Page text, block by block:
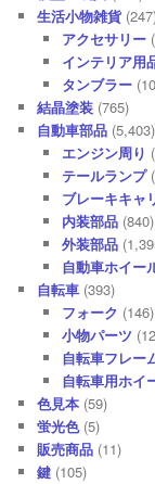
生活小物雑貨
アクセサリー
インテリア用
タンブラー
結晶塗装 (765)
自動車部品 (5,403)
エンジン周り
テールランプ
ブレーキキャ
内装部品(840)
外装部品
自動車ホイー
自転車 (393)
フォーク (146)
小物パーツ
自転車フレー
自転車用ホイ
色見本 (59)
蛍光色(5)
販売商品 (11)
鍵 (105)